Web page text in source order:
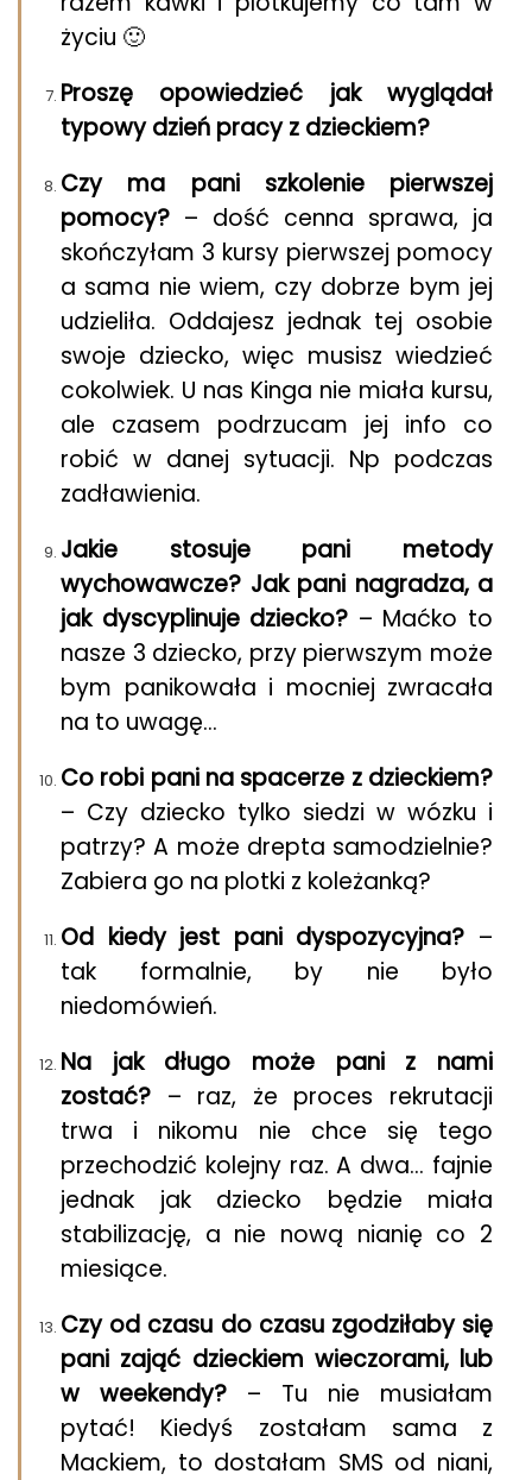
życiu 🙂
Proszę opowiedzieć jak wyglądał
typowy dzień pracy z dzieckiem?
Czy ma pani szkolenie pierwszej
pomocy? – dość cenna sprawa, ja
skończyłam 3 kursy pierwszej pomocy
a sama nie wiem, czy dobrze bym jej
udzieliła. Oddajesz jednak tej osobie
swoje dziecko, więc musisz wiedzieć
cokolwiek. U nas Kinga nie miała kursu,
ale czasem podrzucam jej info co
robić w danej sytuacji. Np podczas
zadławienia.
Jakie stosuje pani metody
wychowawcze? Jak pani nagradza, a
jak dyscyplinuje dziecko? – Maćko to
nasze 3 dziecko, przy pierwszym może
bym panikowała i mocniej zwracała
na to uwagę…
Co robi pani na spacerze z dzieckiem?
– Czy dziecko tylko siedzi w wózku i
patrzy? A może drepta samodzielnie?
Zabiera go na plotki z koleżanką?
Od kiedy jest pani dyspozycyjna? –
tak formalnie, by nie było
niedomówień.
Na jak długo może pani z nami
zostać? – raz, że proces rekrutacji
trwa i nikomu nie chce się tego
przechodzić kolejny raz. A dwa… fajnie
jednak jak dziecko będzie miała
stabilizację, a nie nową nianię co 2
miesiące.
Czy od czasu do czasu zgodziłaby się
pani zająć dzieckiem wieczorami, lub
w weekendy? – Tu nie musiałam
pytać! Kiedyś zostałam sama z
Mackiem, to dostałam SMS od niani,